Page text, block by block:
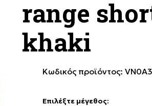
range
khaki
Κωδικός προϊόντος:
Επιλέξτε μέγεθος: